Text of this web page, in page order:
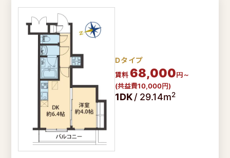
Dタイプ
賃料68,000円～
(共益費10,000円)
1DK/ 29.14m2